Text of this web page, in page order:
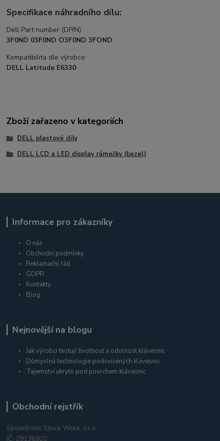
Specifikace náhradního dílu:
Dell Part number (DP/N):
3F0ND 03F0ND O3F0ND 3FOND
Kompatibilita dle výrobce:
DELL Latitude E6330
Zboží zařazeno v kategoriích
DELL plastové díly
DELL LCD a LED display rámečky (bezel)
Informace pro zákazníky
O nás
Obchodní podmínky
Reklamační řád
GDPR
Kontakty
Blog
Nejnovější na blogu
Jak výrobci testují životnost a odolnost klávesnic
Důmyslná technologie podsvícených klávesnic
Tajemství ukryto pod povrchem klávesnic
Obchodní rejstřík
Společnost Stock Worx, s.r.o.
IČ: 29136920